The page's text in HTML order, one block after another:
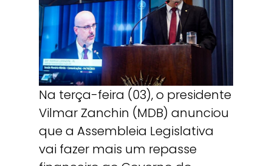
Na terça-feira (03), o presidente
Vilmar Zanchin (MDB) anunciou
que a Assembleia Legislativa
vai fazer mais um repasse